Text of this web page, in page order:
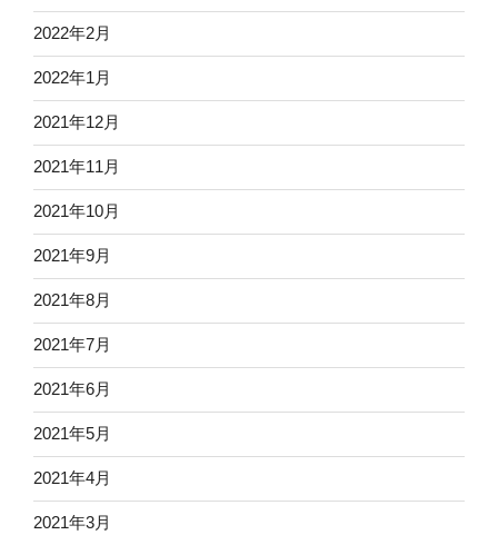
2022年2月
2022年1月
2021年12月
2021年11月
2021年10月
2021年9月
2021年8月
2021年7月
2021年6月
2021年5月
2021年4月
2021年3月